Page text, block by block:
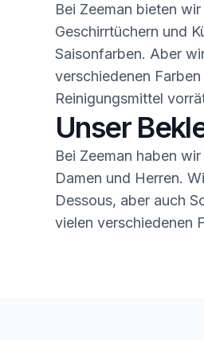
Bei Zeeman bieten
Geschirrtüchern und
Saisonfarben. Aber
verschiedenen
Reinigungsmittel
Unser
Bei Zeeman haben
Damen und Herren.
Dessous, aber auch
vielen verschiedenen